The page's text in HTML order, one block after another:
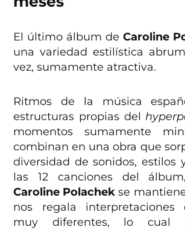
El último álbum de Caroline
una variedad estilística
vez, sumamente atractiva.
Ritmos de la música
estructuras propias del
momentos sumamente
combinan en una obra que
diversidad de sonidos, estilos
las 12 canciones del
Caroline Polachek se
nos regala interpretaciones
muy diferentes, lo cual